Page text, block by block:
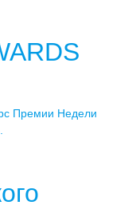
Премии Недели